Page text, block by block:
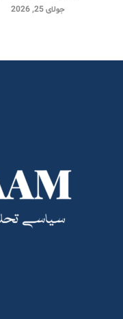
جولای 25, 2026